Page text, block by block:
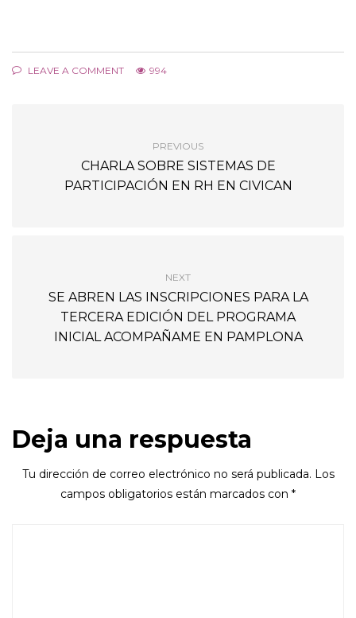
LEAVE A COMMENT 994
PREVIOUS
CHARLA SOBRE SISTEMAS DE
PARTICIPACIÓN EN RH EN CIVICAN
NEXT
SE ABREN LAS INSCRIPCIONES PARA LA
TERCERA EDICIÓN DEL PROGRAMA
INICIAL ACOMPAÑAME EN PAMPLONA
Deja una respuesta
Tu dirección de correo electrónico no será publicada. Los
campos obligatorios están marcados con *